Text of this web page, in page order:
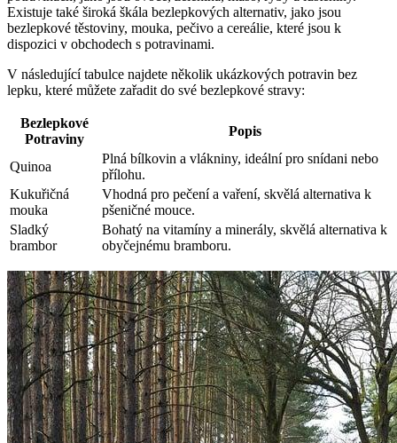
Existuje také široká škála bezlepkových alternativ, jako jsou
bezlepkové těstoviny, mouka, pečivo a cereálie, které jsou k
dispozici v obchodech s potravinami.
V následující tabulce najdete několik ukázkových potravin bez
lepku, které můžete zařadit do své bezlepkové stravy:
Bezlepkové
Potraviny
Popis
Quinoa
Plná bílkovin a vlákniny, ideální pro snídani nebo
přílohu.
Kukuřičná
mouka
Vhodná pro pečení a vaření, skvělá alternativa k
pšeničné mouce.
Sladký
brambor
Bohatý na vitamíny a minerály, skvělá alternativa k
obyčejnému bramboru.